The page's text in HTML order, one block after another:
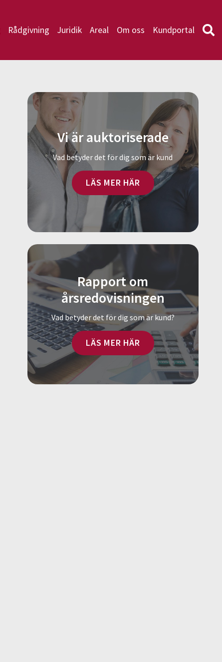
Rådgivning Juridik Areal Om oss Kundportal
Vi är auktoriserade
Vad betyder det för dig som är kund
LÄS MER HÄR
Rapport om
årsredovisningen
Vad betyder det för dig som är kund?
LÄS MER HÄR